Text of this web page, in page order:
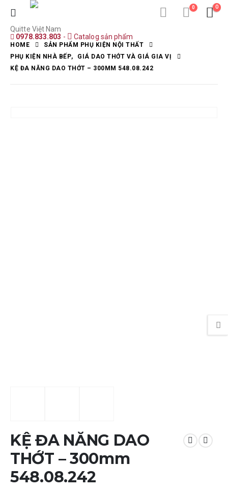
0 0
Quitte Việt Nam
0978.833.803 - Catalog sản phẩm
HOME
SẢN PHẨM PHỤ KIỆN NỘI THẤT
PHỤ KIỆN NHÀ BẾP,
GIÁ DAO THỚT VÀ GIÁ GIA VỊ
KỆ ĐA NĂNG DAO THỚT – 300MM 548.08.242
KỆ ĐA NĂNG DAO
THỚT – 300mm
548.08.242